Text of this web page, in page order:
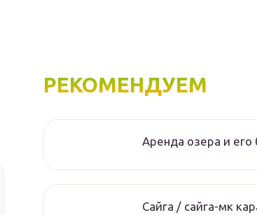
РЕКОМЕНДУЕМ
Аренда озера и его
Сайга / сайга-мк